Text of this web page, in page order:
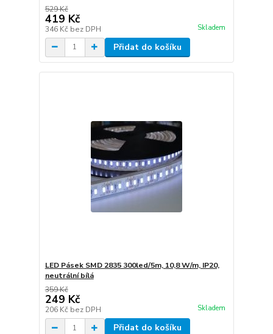
529 Kč
419 Kč
346 Kč bez DPH Skladem
Přidat do košíku
LED Pásek SMD 2835 300led/5m, 10,8 W/m, IP20,
neutrální bílá
359 Kč
249 Kč
206 Kč bez DPH Skladem
Přidat do košíku